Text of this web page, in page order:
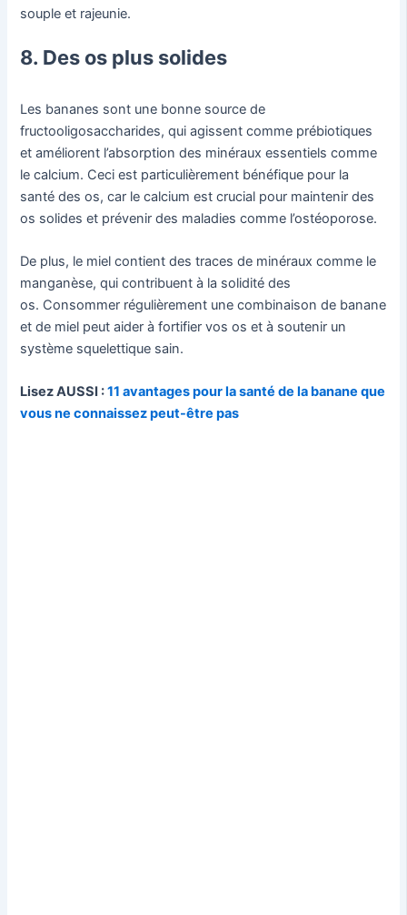
souple et rajeunie.
8. Des os plus solides
Les bananes sont une bonne source de
fructooligosaccharides, qui agissent comme prébiotiques
et améliorent l’absorption des minéraux essentiels comme
le calcium. Ceci est particulièrement bénéfique pour la
santé des os, car le calcium est crucial pour maintenir des
os solides et prévenir des maladies comme l’ostéoporose.
De plus, le miel contient des traces de minéraux comme le
manganèse, qui contribuent à la solidité des
os. Consommer régulièrement une combinaison de banane
et de miel peut aider à fortifier vos os et à soutenir un
système squelettique sain.
Lisez AUSSI :11 avantages pour la santé de la banane que
vous ne connaissez peut-être pas